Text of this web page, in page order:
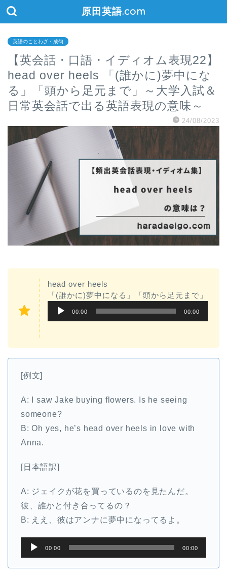
原田英語.com
英語のことわざ・成句
【英会話・口語・イディオム表現22】
head over heels 「(誰かに)夢中にな
る」「頭から足元まで」～大学入試＆
日常英会話で出る英語表現の意味～
24/08/2023
head over heels
「(誰かに)夢中になる」「頭から足元まで」
声
レ
00:00 00:00
[例文]
A: I saw Jake buying flowers. Is he seeing
someone?
B: Oh yes, he’s head over heels in love with
Anna.
[日本語訳]
A: ジェイクが花を買っているのを見たんだ。
彼、誰かと付き合ってるの？
B: ええ、彼はアンナに夢中になってるよ。
声
00:00 00:00